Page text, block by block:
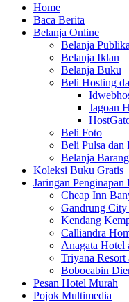
Home
Baca Berita
Belanja Online
Belanja
Belanja Iklan
Belanja Buku
Beli Hosting
Jagoan
Beli Foto
Beli Pulsa dan
Belanja
Koleksi Buku Gratis
Jaringan Penginapan
Cheap Inn
Gandrung City
Kendang
Calliandra
Anagata Hotel
Triyana
Bobocabin
Pesan Hotel Murah
Pojok Multimedia